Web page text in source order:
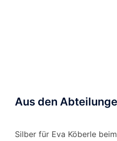
Aus den
Silber für Eva Köberle